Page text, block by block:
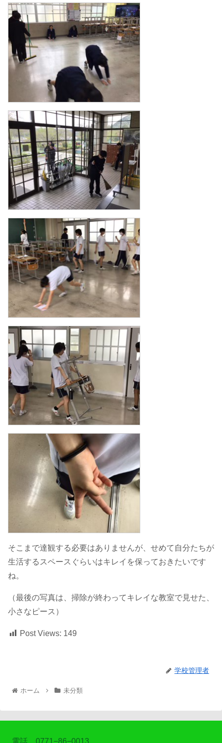
そこまで達観する必要はありませんが、せめて自分たちが
生活するスペースぐらいはキレイを保っておきたいです
ね。
（最後の写真は、掃除が終わってキレイな教室で見せた、
小さなピース）
Post Views: 149
学校管理者
ホーム 未分類
電話 0771−86−0013